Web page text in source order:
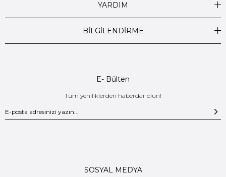
YARDIM
BİLGİLENDİRME
E- Bülten
Tüm yeniliklerden haberdar olun!
SOSYAL MEDYA